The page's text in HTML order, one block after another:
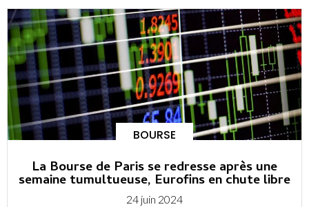
BOURSE
La Bourse de Paris se redresse après une
semaine tumultueuse, Eurofins en chute libre
24 juin 2024